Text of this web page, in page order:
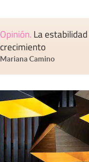
Opinión. La
crecimiento
Mariana Camino